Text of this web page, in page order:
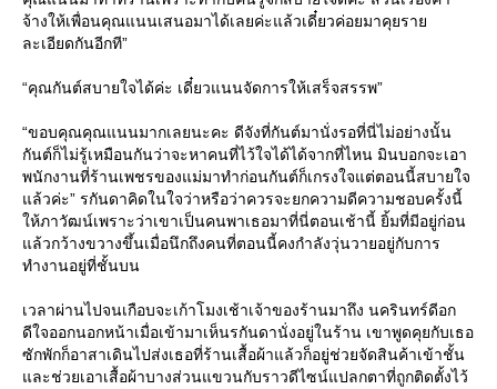
จ้างให้เพื่อนคุณแนนเสนอมาได้เลยค่ะแล้วเดี๋ยวค่อยมาคุยราย
ละเอียดกันอีกที”
“คุณกันต์สบายใจได้ค่ะ เดี๋ยวแนนจัดการให้เสร็จสรรพ”
“ขอบคุณคุณแนนมากเลยนะคะ ดีจังที่กันต์มานั่งรอที่นี่ไม่อย่างนั้น
กันต์ก็ไม่รู้เหมือนกันว่าจะหาคนที่ไว้ใจได้ได้จากที่ไหน มินบอกจะเอา
พนักงานที่ร้านเพชรของแม่มาทำก่อนกันต์ก็เกรงใจแต่ตอนนี้สบายใจ
แล้วค่ะ” รกันดาคิดในใจว่าหรือว่าควรจะยกความดีความชอบครั้งนี้
ให้ภาวัฒน์เพราะว่าเขาเป็นคนพาเธอมาที่นี่ตอนเช้านี้ ยิ้มที่มีอยู่ก่อน
แล้วกว้างขวางขึ้นเมื่อนึกถึงคนที่ตอนนี้คงกำลังวุ่นวายอยู่กับการ
ทำงานอยู่ที่ชั้นบน
เวลาผ่านไปจนเกือบจะเก้าโมงเช้าเจ้าของร้านมาถึง นครินทร์ดีอก
ดีใจออกนอกหน้าเมื่อเข้ามาเห็นรกันดานั่งอยู่ในร้าน เขาพูดคุยกับเธอ
ซักพักก็อาสาเดินไปส่งเธอที่ร้านเสื้อผ้าแล้วก็อยู่ช่วยจัดสินค้าเข้าชั้น
และช่วยเอาเสื้อผ้าบางส่วนแขวนกับราวดีไซน์แปลกตาที่ถูกติดตั้งไว้